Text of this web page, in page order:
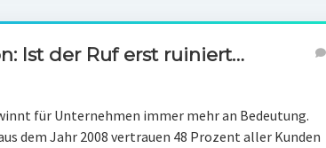
Ist der Ruf erst ruiniert…
für Unternehmen immer mehr an Bedeutung.
dem Jahr 2008 vertrauen 48 Prozent aller Kunden